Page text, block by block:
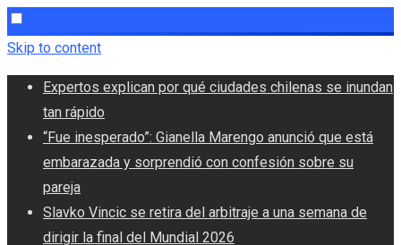
Skip to content
Expertos explican por qué ciudades chilenas se inundan
tan rápido
“Fue inesperado”: Gianella Marengo anunció que está
embarazada y sorprendió con confesión sobre su
pareja
Slavko Vincic se retira del arbitraje a una semana de
dirigir la final del Mundial 2026